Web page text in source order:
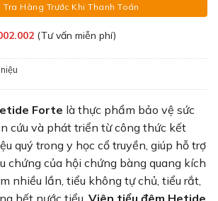
Tra Hàng Trước Khi Thanh Toán
(Tư vấn miễn phí)
Forte là thực phẩm bảo vệ sức
cứu và phát triển từ công thức kết
quý trong y học cổ truyền, giúp hỗ trợ
chứng của hội chứng bàng quang kích
nhiều lần, tiểu không tự chủ, tiểu rắt,
hết nước tiểu. Viên tiểu đêm Hetide